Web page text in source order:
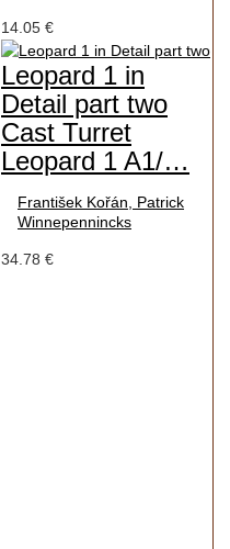
14.05 €
Leopard 1 in
Detail part two
Cast Turret
Leopard 1 A1/…
František Kořán, Patrick
Winnepennincks
34.78 €